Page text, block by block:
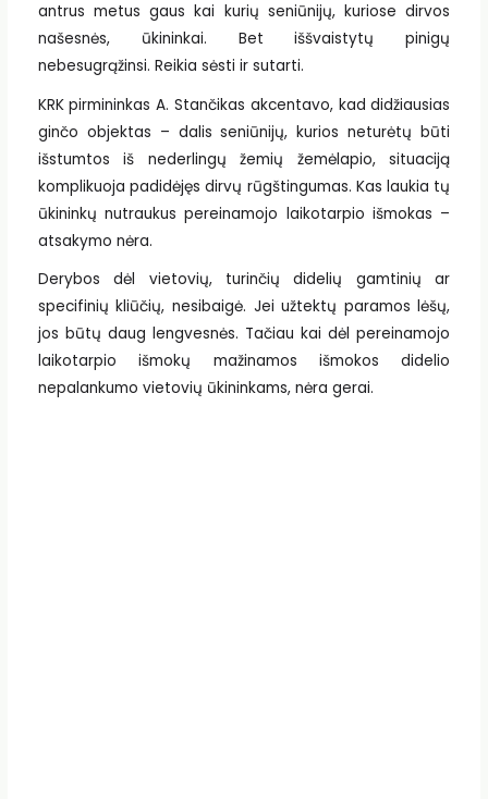
antrus metus gaus kai kurių seniūnijų, kuriose dirvos
našesnės, ūkininkai. Bet iššvaistytų pinigų
nebesugrąžinsi. Reikia sėsti ir sutarti.
KRK pirmininkas A. Stančikas akcentavo, kad didžiausias
ginčo objektas – dalis seniūnijų, kurios neturėtų būti
išstumtos iš nederlingų žemių žemėlapio, situaciją
komplikuoja padidėjęs dirvų rūgštingumas. Kas laukia tų
ūkininkų nutraukus pereinamojo laikotarpio išmokas –
atsakymo nėra.
Derybos dėl vietovių, turinčių didelių gamtinių ar
specifinių kliūčių, nesibaigė. Jei užtektų paramos lėšų,
jos būtų daug lengvesnės. Tačiau kai dėl pereinamojo
laikotarpio išmokų mažinamos išmokos didelio
nepalankumo vietovių ūkininkams, nėra gerai.